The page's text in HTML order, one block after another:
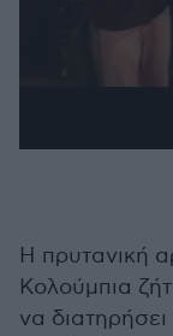
Η πρυτανική
Κολούμπια
να